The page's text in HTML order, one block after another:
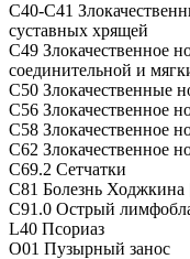
C40-C41
суставных хрящей
C49 Злокачественное
соединительной и
C50 Злокачественные
C56 Злокачественное
C58 Злокачественное
C62 Злокачественное
C69.2 Сетчатки
C81 Болезнь Ходжкина
C91.0 Острый
L40 Псориаз
O01 Пузырный занос